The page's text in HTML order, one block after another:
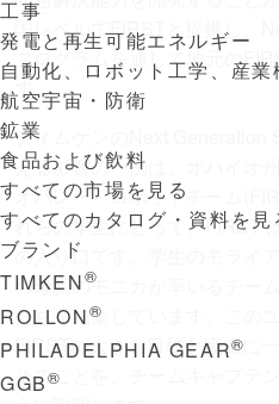
工事
発電と再生可能エネルギー
自動化、ロボット工学、産業
航空宇宙・防衛
鉱業
食品および飲料
すべての市場を見る
すべてのカタログ・資料を見
ブランド
TIMKEN®
ROLLON®
PHILADELPHIA GEAR®
GGB®
国レベルでFIRSTと提携し、
プログラムを通して地元の
す。
ティムケンのNext Generation
える影響の一例は、オハイオ
オバレー・ロボットチーム
れらの学生にとって、FIRST
の入り口です。学生のモライ
の母親のモニカが率いるチー
たちを結集しています。この
FIRSTの大きな目標と完全に
そのことを、チームキャプテ